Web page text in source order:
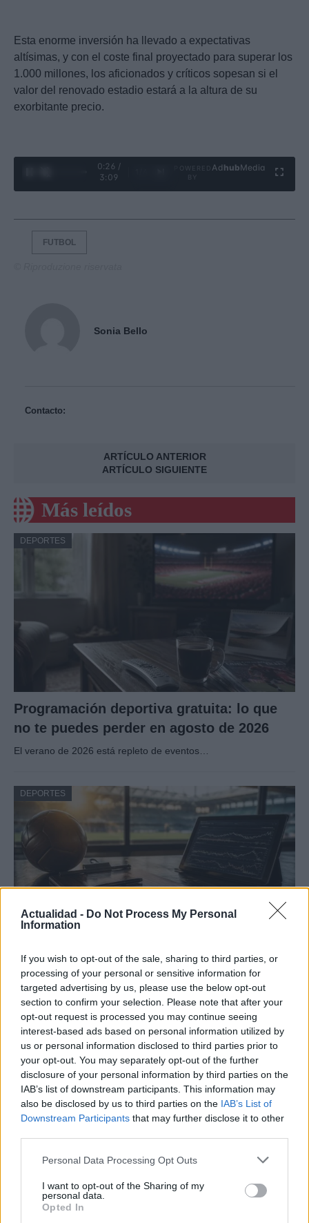
Actualidad - Do Not Process My Personal
Information
If you wish to opt-out of the sale, sharing to third parties, or
processing of your personal or sensitive information for
targeted advertising by us, please use the below opt-out
section to confirm your selection. Please note that after your
opt-out request is processed you may continue seeing
interest-based ads based on personal information utilized by
us or personal information disclosed to third parties prior to
your opt-out. You may separately opt-out of the further
disclosure of your personal information by third parties on the
IAB’s list of downstream participants. This information may
also be disclosed by us to third parties on the IAB’s List of
Downstream Participants that may further disclose it to other
Please note that this website/app uses one or more Google
not limited to your visit or usage behaviour. You may click to
grant or deny consent to Google and its third-party tags to
use your data for below specified purposes in below Google
Personal Data Processing Opt Outs
I want to opt-out of the Sharing of my
personal data.
Opted In
Esta enorme inversión ha llevado a expectativas
altísimas, y con el coste final proyectado para superar los
1.000 millones, los aficionados y críticos sopesan si el
valor del renovado estadio estará a la altura de su
exorbitante precio.
0:27 /
3:09
Ad hubMedia
FUTBOL
Sonia Bello
Contacto:
ARTÍCULO ANTERIOR
ARTÍCULO SIGUIENTE
Más leídos
DEPORTES
Programación deportiva gratuita: lo que
no te puedes perder en agosto de 2026
El verano de 2026 está repleto de eventos…
DEPORTES
Métricas clave para valorar amistosos y
sesiones de entrenamiento
Transforma los datos de pretemporada en estrategias
ganadoras…
DEPORTES